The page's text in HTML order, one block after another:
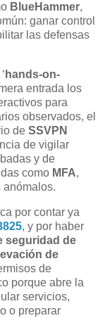
BlueHammer,
ganar control
las defensas
hands-on-
entrada los
para
observados, el
de SSVPN
de vigilar
y de
como MFA,
anómalos.
por contar ya
, y por haber
seguridad de
de
de
porque abre la
servicios,
o preparar